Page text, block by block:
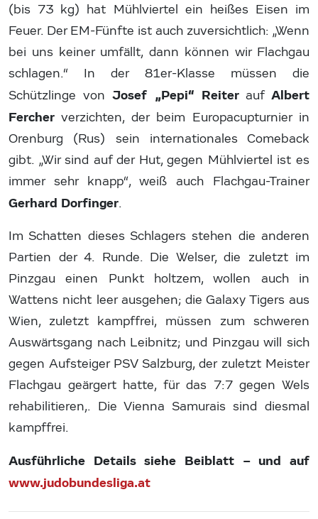
(bis 73 kg) hat Mühlviertel ein heißes Eisen im
Feuer. Der EM-Fünfte ist auch zuversichtlich: „Wenn
bei uns keiner umfällt, dann können wir Flachgau
schlagen.“ In der 81er-Klasse müssen die
Schützlinge vonJosef „Pepi“ Reiter aufAlbert
Fercher verzichten, der beim Europacupturnier in
Orenburg (Rus) sein internationales Comeback
gibt. „Wir sind auf der Hut, gegen Mühlviertel ist es
immer sehr knapp“, weiß auch Flachgau-Trainer
Gerhard Dorfinger.
Im Schatten dieses Schlagers stehen die anderen
Partien der 4. Runde. Die Welser, die zuletzt im
Pinzgau einen Punkt holtzem, wollen auch in
Wattens nicht leer ausgehen; die Galaxy Tigers aus
Wien, zuletzt kampffrei, müssen zum schweren
Auswärtsgang nach Leibnitz; und Pinzgau will sich
gegen Aufsteiger PSV Salzburg, der zuletzt Meister
Flachgau geärgert hatte, für das 7:7 gegen Wels
rehabilitieren,. Die Vienna Samurais sind diesmal
kampffrei.
Ausführliche Details siehe Beiblatt – und auf
www.judobundesliga.at